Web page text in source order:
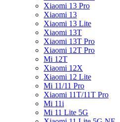
Xiaomi 13 Pro
Xiaomi 13
Xiaomi 13 Lite
Xiaomi 13T
Xiaomi 13T Pro
Xiaomi 12T Pro
Mi 12T
Xiaomi 12X
Xiaomi 12 Lite
Mi 11/11 Pro
Xiaomi 11T/11T Pro
Mi 11i
Mi 11 Lite 5G